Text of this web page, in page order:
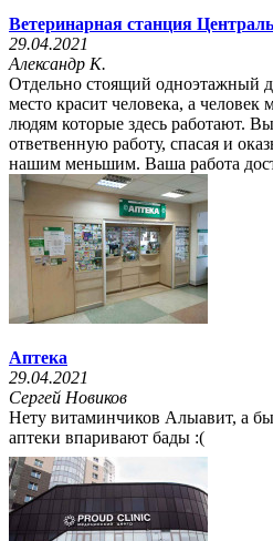
Ветеринарная станция
29.04.2021
Александр К.
Отдельно стоящий одноэтажный
место красит человека, а
людям которые здесь работают.
ответвенную работу, спасая и
нашим меньшим. Ваша работа
Аптека
29.04.2021
Сергей Новиков
Нету витаминчиков Алыавит, а
аптеки впаривают бады :(